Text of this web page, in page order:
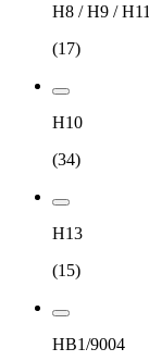
H8 / H9 / H11
(17)
H10
(34)
H13
(15)
HB1/9004